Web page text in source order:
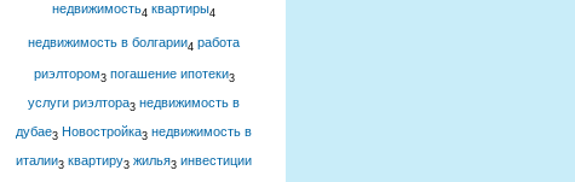
недвижимость4 квартиры4
недвижимость в болгарии4 работа
риэлтором3 погашение ипотеки3
услуги риэлтора3 недвижимость в
дубае3 Новостройка3 недвижимость в
италии3 квартиру3 жилья3 инвестиции